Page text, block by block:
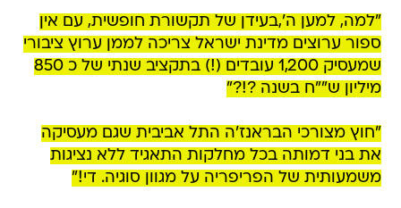
"למה, למען ה',בעידן של תקשורת חופשית, עם אין
ספור ערוצים מדינת ישראל צריכה לממן ערוץ ציבורי
שמעסיק 1,200 עובדים (!) בתקציב שנתי של כ 850
מיליון ש""ח בשנה ?!?"
"חוץ מצורכי הבראנז'ה התל אביבית שגם מעסיקה
את בני דמותה בכל מחלקות התאגיד ללא נציגות
משמעותית של הפריפריה על מגוון סוגיה. די!"